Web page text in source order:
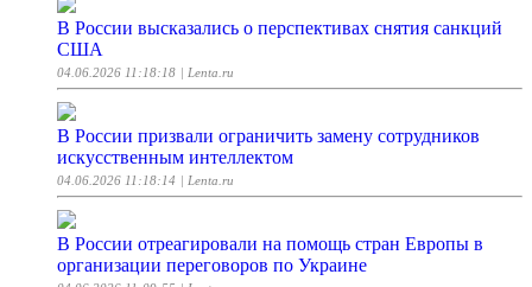
В России высказались о перспективах снятия санкций
США
04.06.2026 11:18:18 | Lenta.ru
В России призвали ограничить замену сотрудников
искусственным интеллектом
04.06.2026 11:18:14 | Lenta.ru
В России отреагировали на помощь стран Европы в
организации переговоров по Украине